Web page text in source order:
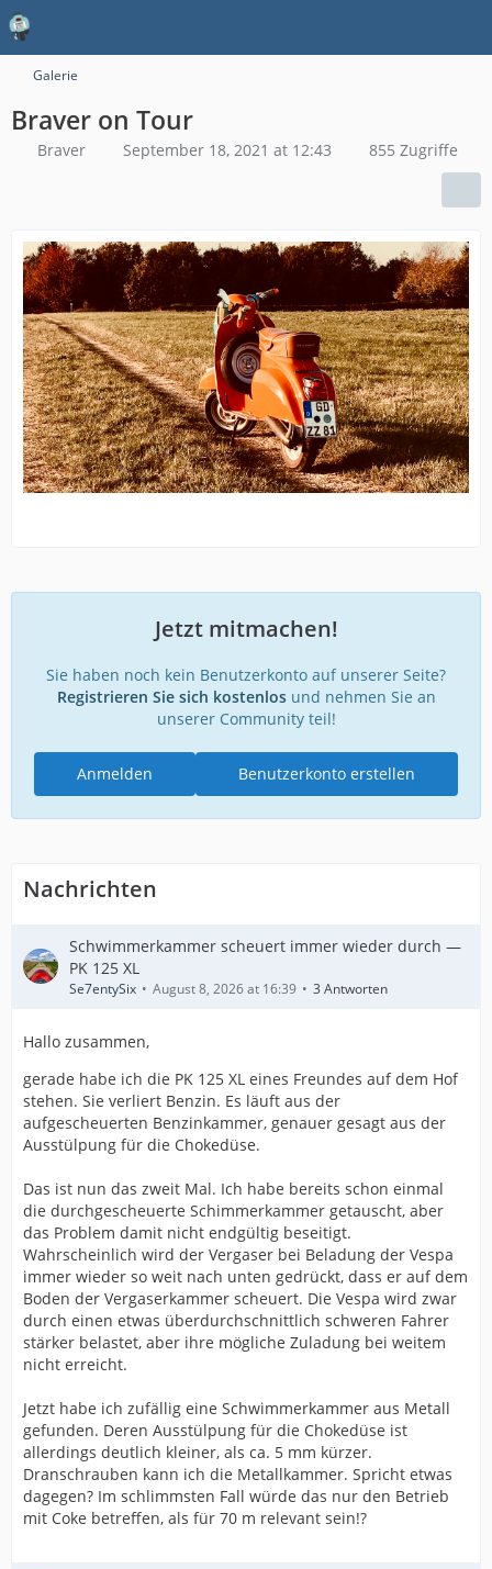
Galerie
Braver on Tour
Braver September 18, 2021 at 12:43 855 Zugriffe
Jetzt mitmachen!
Sie haben noch kein Benutzerkonto auf unserer Seite?
Registrieren Sie sich kostenlosund nehmen Sie an
unserer Community teil!
Benutzerkonto erstellen
Anmelden
Nachrichten
Schwimmerkammer scheuert immer wieder durch —
PK 125 XL
Se7entySix August 8, 2026 at 16:39 3 Antworten
Hallo zusammen,
gerade habe ich die PK 125 XL eines Freundes auf dem Hof
stehen. Sie verliert Benzin. Es läuft aus der
aufgescheuerten Benzinkammer, genauer gesagt aus der
Ausstülpung für die Chokedüse.
Das ist nun das zweit Mal. Ich habe bereits schon einmal
die durchgescheuerte Schimmerkammer getauscht, aber
das Problem damit nicht endgültig beseitigt.
Wahrscheinlich wird der Vergaser bei Beladung der Vespa
immer wieder so weit nach unten gedrückt, dass er auf dem
Boden der Vergaserkammer scheuert. Die Vespa wird zwar
durch einen etwas überdurchschnittlich schweren Fahrer
stärker belastet, aber ihre mögliche Zuladung bei weitem
nicht erreicht.
Jetzt habe ich zufällig eine Schwimmerkammer aus Metall
gefunden. Deren Ausstülpung für die Chokedüse ist
allerdings deutlich kleiner, als ca. 5 mm kürzer.
Dranschrauben kann ich die Metallkammer. Spricht etwas
dagegen? Im schlimmsten Fall würde das nur den Betrieb
mit Coke betreffen, als für 70 m relevant sein!?